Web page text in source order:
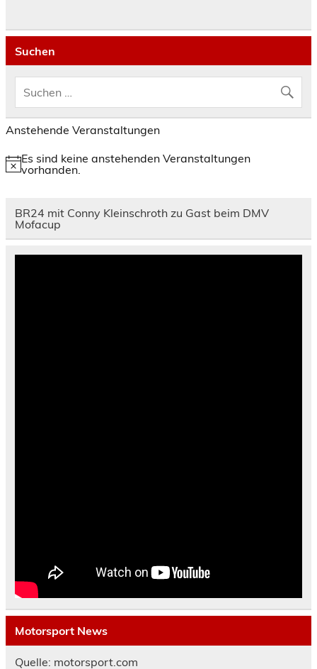
Suchen
Anstehende Veranstaltungen
Hinweis
Es sind keine anstehenden Veranstaltungen
vorhanden.
BR24 mit Conny Kleinschroth zu Gast beim DMV
Mofacup
Motorsport News
Quelle: motorsport.com